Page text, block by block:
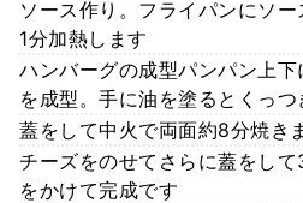
ソース作り。フライパンにソ
1分加熱します
ハンバーグの成型パンパン上
を成型。手に油を塗るとくっ
蓋をして中火で両面約8分焼き
チーズをのせてさらに蓋をし
をかけて完成です